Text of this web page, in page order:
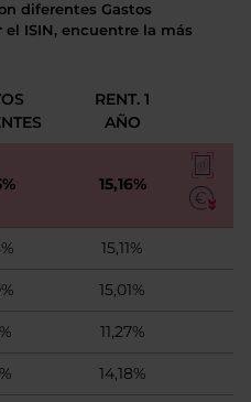
diferentes Gastos
ISIN, encuentre la más
RENT. 1
AÑO
15,16%
15,11%
15,01%
11,27%
14,18%